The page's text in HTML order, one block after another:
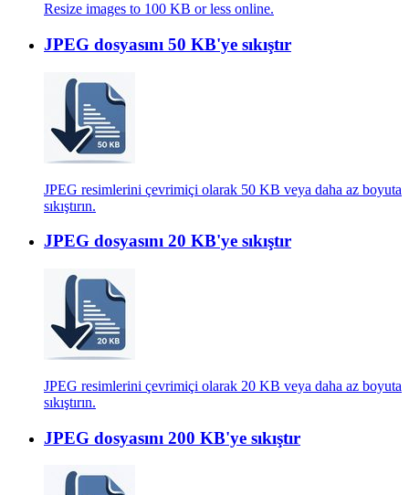
Resize images to 100 KB or less online.
JPEG dosyasını 50 KB'ye sıkıştır
JPEG resimlerini çevrimiçi olarak 50 KB veya daha az boyuta
sıkıştırın.
JPEG dosyasını 20 KB'ye sıkıştır
JPEG resimlerini çevrimiçi olarak 20 KB veya daha az boyuta
sıkıştırın.
JPEG dosyasını 200 KB'ye sıkıştır